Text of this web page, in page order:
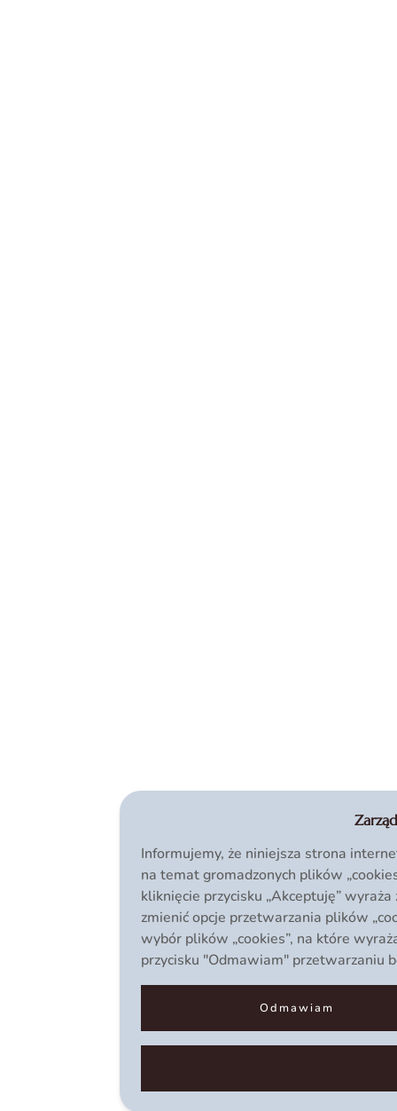
Informujemy, że niniejsza strona
na temat gromadzonych plików
kliknięcie przycisku „Akceptuję”
zmienić opcje przetwarzania plików
wybór plików „cookies”, na które
przycisku "Odmawiam" przetwarzaniu
Odmawiam